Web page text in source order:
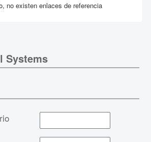
no existen enlaces de referencia
Systems